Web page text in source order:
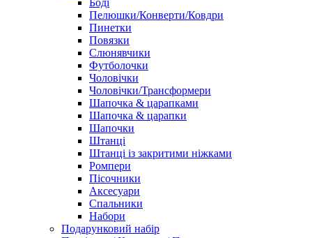
Боді
Пелюшки/Конверти/Ковдри
Пинетки
Повязки
Слюнявчики
Футболочки
Чоловічки
Чоловічки/Трансформери
Шапочка & царапками
Шапочка & царапки
Шапочки
Штанці
Штанці із закритими ніжками
Ромпери
Пісочники
Аксесуари
Спальники
Набори
Подарунковий набір